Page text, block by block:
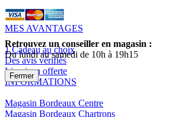
MES AVANTAGES
1 Cadeau au choix
Des avis vérifiés
Livraison offerte
INFORMATIONS
Magasin Bordeaux Centre
Magasin Bordeaux Chartrons
Retrouvez un conseiller en magasin :
Du lundi au samedi de 10h à 19h15
Fermer